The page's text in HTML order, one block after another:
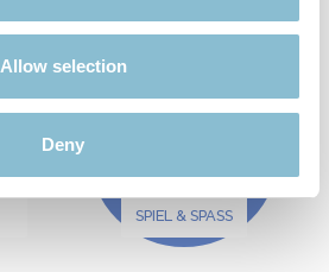
Allow selection
Deny
SPIEL & SPASS